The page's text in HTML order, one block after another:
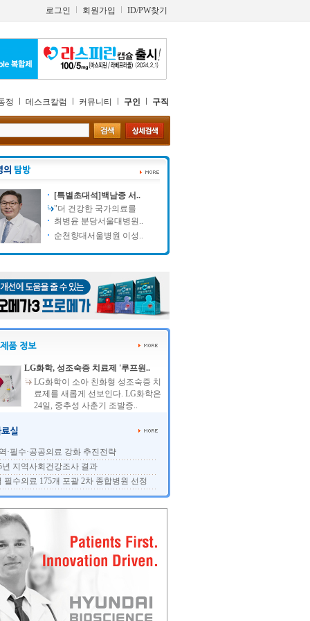
로그인 회원가입 ID/PW찾기
정 데스크칼럼 커뮤니티 구인 구직
[특별초대석]백남종 서..
"더 건강한 국가의료를
최병윤 분당서울대병원..
순천향대서울병원 이성..
LG화학, 성조숙증 치료제 '루프원..
LG화학이 소아 친화형 성조숙증 치
료제를 새롭게 선보인다. LG화학은
24일, 중추성 사춘기 조발증..
·필수·공공의료 강화 추진전략
년 지역사회건강조사 결과
필수의료 175개 포괄 2차 종합병원 선정